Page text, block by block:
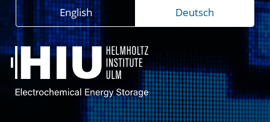
English Deutsch